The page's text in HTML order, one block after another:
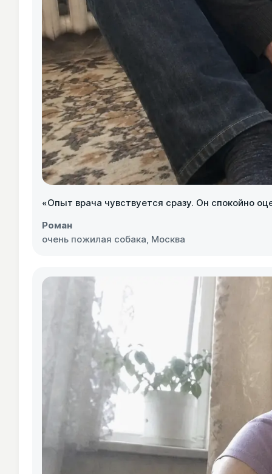
«Опыт врача чувствуется сразу. Он спокойно
Роман
очень пожилая собака, Москва